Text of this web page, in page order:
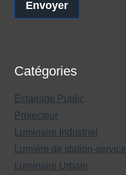
Envoyer
Catégories
Éclairage Public
Projecteur
Luminaire Industriel
Lumière de station-service
Luminaire Urbain